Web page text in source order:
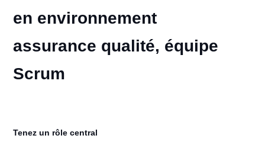
en environnement
assurance qualité, équipe
Scrum
Tenez un rôle central